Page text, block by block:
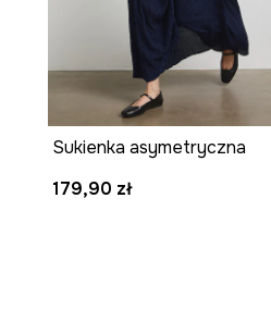
Sukienka asymetryczna
179,90 zł